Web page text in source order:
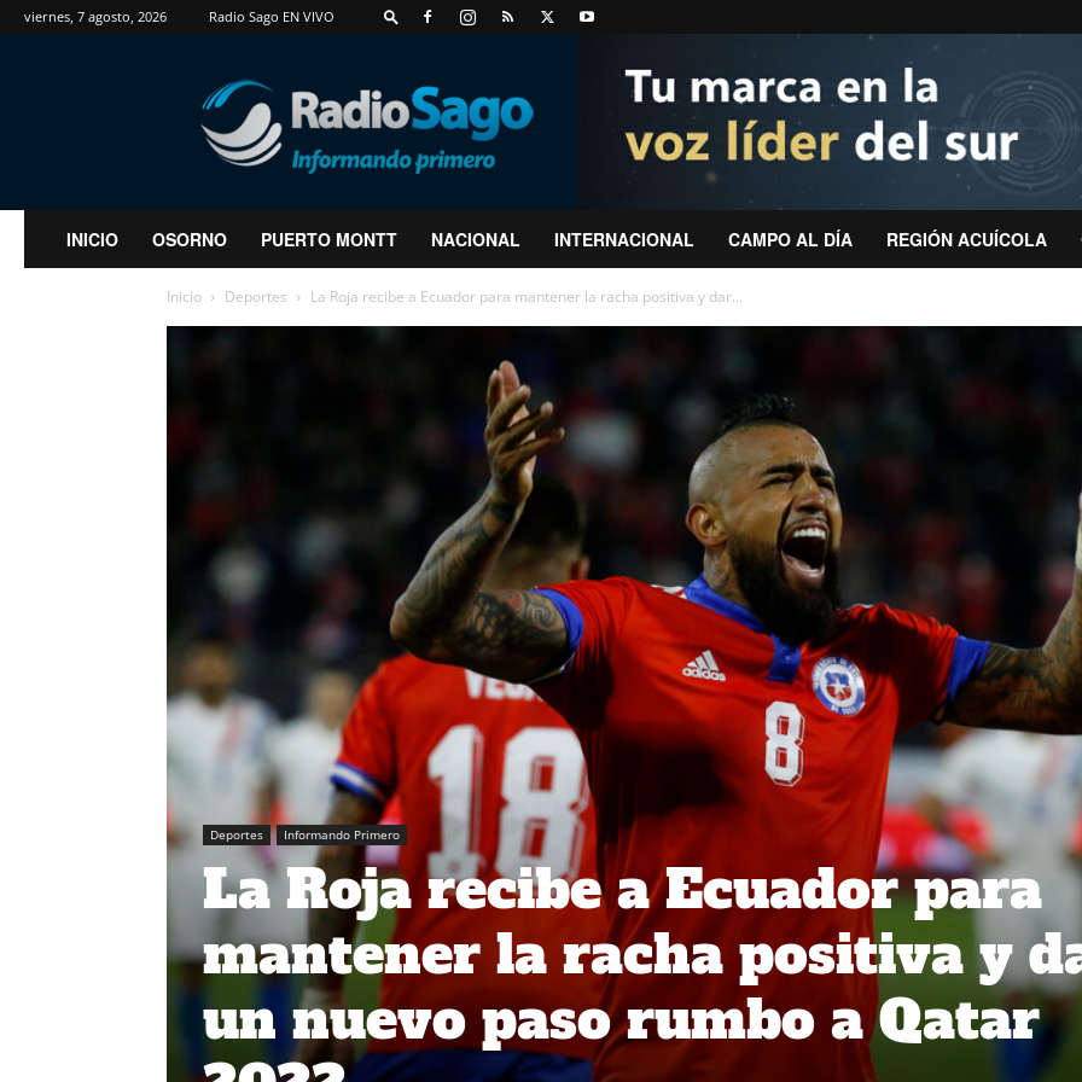
viernes, 7 agosto, 2026 Radio Sago EN VIVO
RadioSago
INICIO OSORNO PUERTO MONTT NACIONAL INTERNACIONAL CAMPO AL DÍA REGIÓN ACUÍCOLA
Inicio Deportes La Roja recibe a Ecuador para mantener la racha positiva y dar...
Deportes Informando Primero
La Roja recibe a Ecuador para
mantener la racha positiva y
un nuevo paso rumbo a Qatar